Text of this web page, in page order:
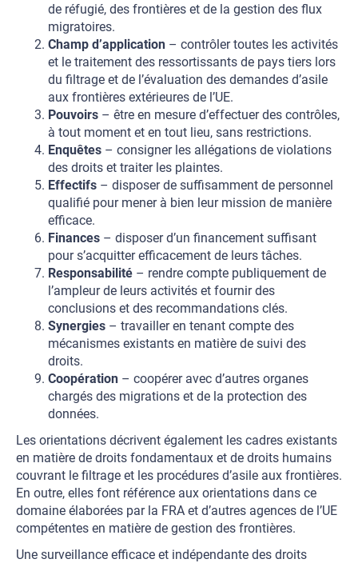
de réfugié, des frontières et de la gestion des flux
migratoires.
Champ d’application – contrôler toutes les activités
et le traitement des ressortissants de pays tiers lors
du filtrage et de l’évaluation des demandes d’asile
aux frontières extérieures de l’UE.
Pouvoirs – être en mesure d’effectuer des contrôles,
à tout moment et en tout lieu, sans restrictions.
Enquêtes – consigner les allégations de violations
des droits et traiter les plaintes.
Effectifs – disposer de suffisamment de personnel
qualifié pour mener à bien leur mission de manière
efficace.
Finances – disposer d’un financement suffisant
pour s’acquitter efficacement de leurs tâches.
Responsabilité – rendre compte publiquement de
l’ampleur de leurs activités et fournir des
conclusions et des recommandations clés.
Synergies – travailler en tenant compte des
mécanismes existants en matière de suivi des
droits.
Coopération – coopérer avec d’autres organes
chargés des migrations et de la protection des
données.
Les orientations décrivent également les cadres existants
en matière de droits fondamentaux et de droits humains
couvrant le filtrage et les procédures d’asile aux frontières.
En outre, elles font référence aux orientations dans ce
domaine élaborées par la FRA et d’autres agences de l’UE
compétentes en matière de gestion des frontières.
Une surveillance efficace et indépendante des droits